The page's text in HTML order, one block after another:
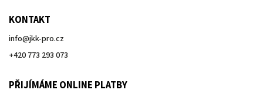
KONTAKT
info@jkk-pro.cz
+420 773 293 073
PŘIJÍMÁME ONLINE PLATBY